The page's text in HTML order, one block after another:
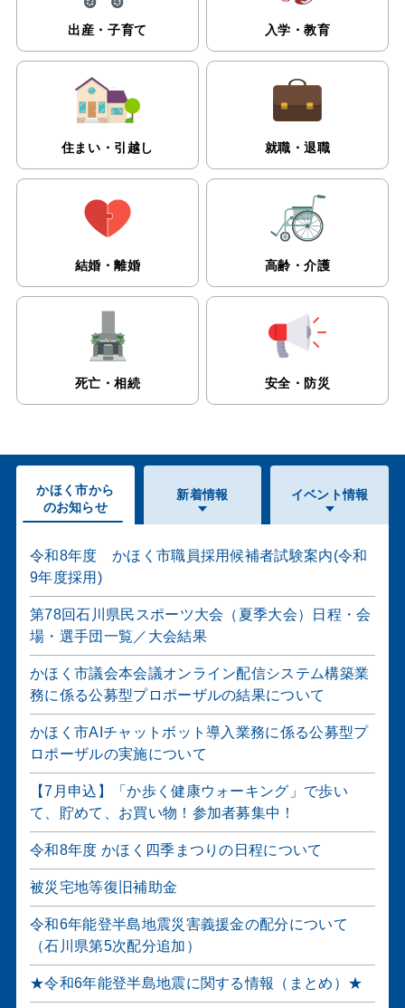
出産・子育て 入学・教育
住まい・引越し 就職・退職
結婚・離婚 高齢・介護
死亡・相続 安全・防災
かほく市から
のお知らせ
新着情報 イベント情報
令和8年度 かほく市職員採用候補者試験案内(令和
9年度採用)
第78回石川県民スポーツ大会（夏季大会）日程・会
場・選手団一覧／大会結果
かほく市議会本会議オンライン配信システム構築業
務に係る公募型プロポーザルの結果について
かほく市AIチャットボット導入業務に係る公募型プ
ロポーザルの実施について
【7月申込】「か歩く健康ウォーキング」で歩い
て、貯めて、お買い物！参加者募集中！
令和8年度 かほく四季まつりの日程について
被災宅地等復旧補助金
令和6年能登半島地震災害義援金の配分について
（石川県第5次配分追加）
★令和6年能登半島地震に関する情報（まとめ）★